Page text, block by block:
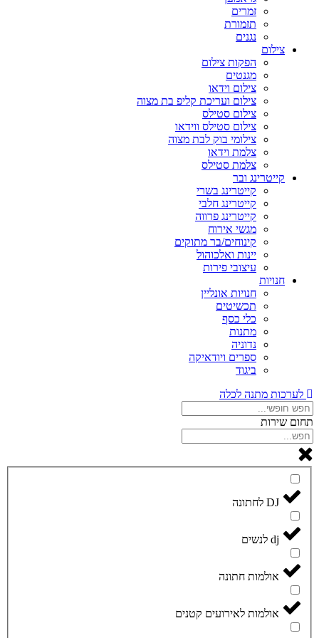
זמרים
תזמורת
נגנים
צילום
הפקות צילום
מגנטים
צילום וידאו
צילום ועריכת קליפ בת מצוה
צילום סטילס
צילום סטילס ווידאו
צילומי בוק לבת מצוה
צלמת וידאו
צלמת סטילס
קייטרינג ובר
קייטרינג בשרי
קייטרינג חלבי
קייטרינג פרווה
מגשי אירוח
קינוחים/בר מתוקים
יינות ואלכוהול
עיצובי פירות
חנויות
חנויות אונליין
תכשיטים
כלי כסף
מתנות
נדוניה
ספרים ויודאיקה
ביגוד
לערכות מתנה לכלה
תחום שירות
DJ לחתונה
dj לנשים
אולמות חתונה
אולמות לאירועים קטנים